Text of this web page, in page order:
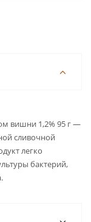
вишни 1,2% 95 г —
сливочной
легко
бактерий,